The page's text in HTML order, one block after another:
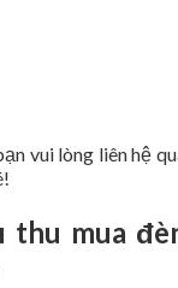
vui lòng liên hệ
thu mua